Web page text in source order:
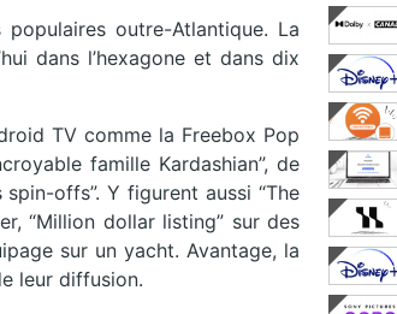
outre-Atlantique. La
dans l’hexagone et dans dix
TV comme la Freebox Pop
famille Kardashian”, de
offs”. Y figurent aussi “The
“Million dollar listing” sur des
sur un yacht. Avantage, la
leur diffusion.